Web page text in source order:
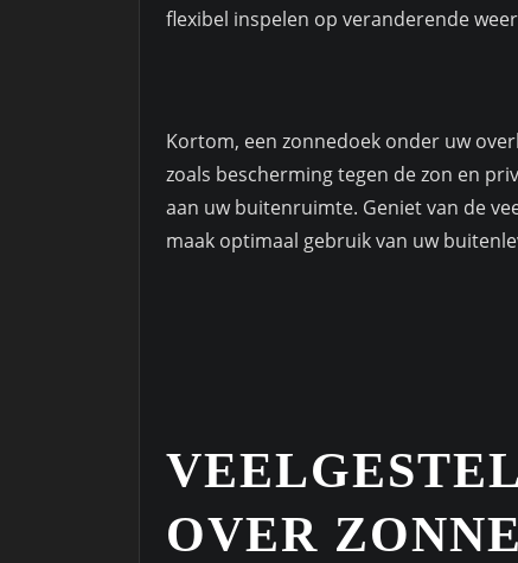
flexibel inspelen op veranderende
Kortom, een zonnedoek onder uw
zoals bescherming tegen de zon en
aan uw buitenruimte. Geniet van de
maak optimaal gebruik van uw
OVER